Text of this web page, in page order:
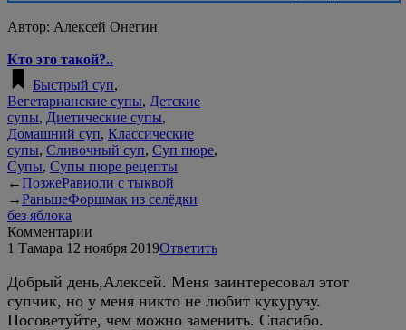
Автор: Алексей Онегин
Кто это такой?..
Быстрый суп,
Вегетарианские супы, Детские
супы, Диетические супы,
Домашний суп, Классические
супы, Сливочный суп, Суп пюре,
Супы, Супы пюре рецепты
←ПозжеРавиоли с тыквой
→РаньшеФоршмак из селёдки
без яблока
Комментарии
1 Тамара 12 ноября 2019Ответить
Добрый день,Алексей. Меня заинтересовал этот
супчик, но у меня никто не любит кукурузу.
Посоветуйте, чем можно заменить. Спасибо.